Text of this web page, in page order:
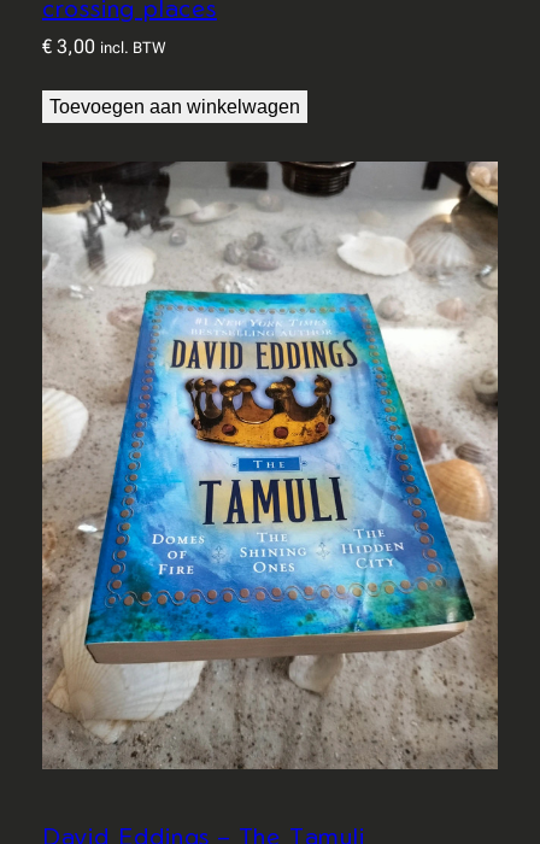
crossing places
€3,00 incl. BTW
Toevoegen aan winkelwagen
David Eddings – The Tamuli